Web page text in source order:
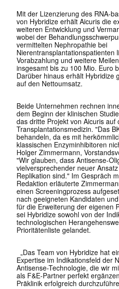
Mit der Lizenzierung des RNA-
von Hybridize erhält Aicuris die
weiteren Entwicklung und
wobei der
vermittelten Nephropathie bei
Nierentransplantationspatienten
Vorabzahlung und weitere
insgesamt bis zu 100 Mio. Euro
Darüber hinaus erhält Hybridize
auf den Nettoumsatz.
Beide Unternehmen rechnen
dem Beginn der klinischen
das dritte Projekt von Aicuris auf
Transplantationsmedizin. "Das
behandeln, da es mit
klassischen Enzyminhibitoren
Holger Zimmermann,
"Wir glauben, dass Antisense-
vielversprechender neuer
Replikation sind." Im Gespräch
Redaktion erläuterte
einen Screeningprozess
nach geeigneten Kandidaten
für die Erweiterung der eigenen
sei Hybridize sowohl von der
technologischen
Prioritätenliste gelandet.
„Das Team von Hybridize hat
Expertise im Indikationsfeld der
Antisense-Technologie, die wir
als F&E-Partner perfekt
Präklinik erfolgreich